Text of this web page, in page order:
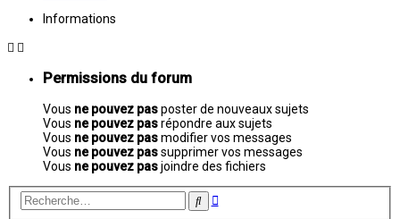
Informations
Permissions du forum
Vous ne pouvez pasposter de nouveaux sujets
Vous ne pouvez pasrépondre aux sujets
Vous ne pouvez pasmodifier vos messages
Vous ne pouvez passupprimer vos messages
Vous ne pouvez pasjoindre des fichiers
Rechercher
Recherche